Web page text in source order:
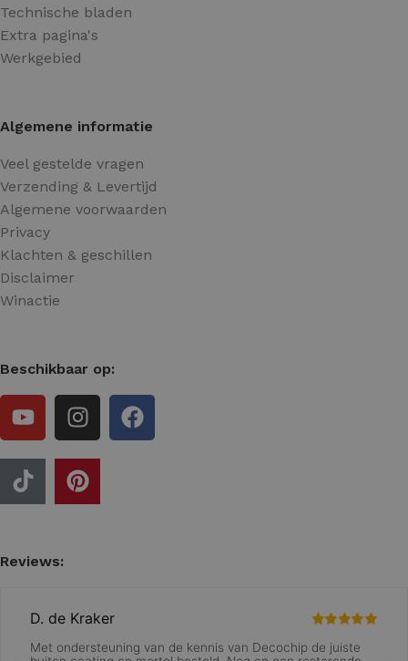
Technische bladen
Extra pagina's
Werkgebied
Algemene informatie
Veel gestelde vragen
Verzending & Levertijd
Algemene voorwaarden
Privacy
Klachten & geschillen
Disclaimer
Winactie
Beschikbaar op:
Reviews: